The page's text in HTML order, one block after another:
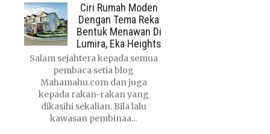
Ciri Rumah Moden
Dengan Tema Reka
Bentuk Menawan Di
Lumira, Eka Heights
Salam sejahtera kepada semua
pembaca setia blog
Mahamahu.com dan juga
kepada rakan-rakan yang
dikasihi sekalian. Bila lalu
kawasan pembinaa...